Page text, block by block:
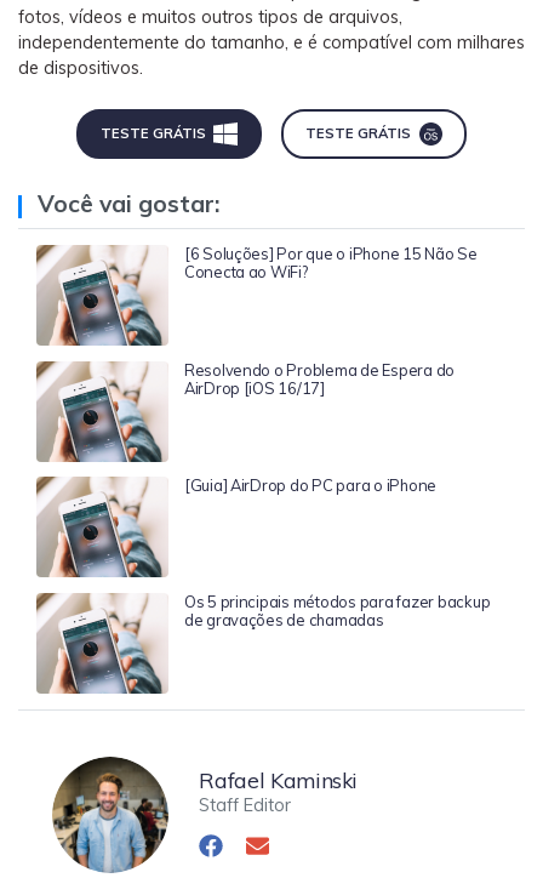
fotos, vídeos e muitos outros tipos de arquivos,
independentemente do tamanho, e é compatível com milhares
de dispositivos.
TESTE GRÁTIS TESTE GRÁTIS
Você vai gostar:
[6 Soluções] Por que o iPhone 15 Não Se
Conecta ao WiFi?
Resolvendo o Problema de Espera do
AirDrop [iOS 16/17]
[Guia] AirDrop do PC para o iPhone
Os 5 principais métodos para fazer backup
de gravações de chamadas
Rafael Kaminski
Staff Editor